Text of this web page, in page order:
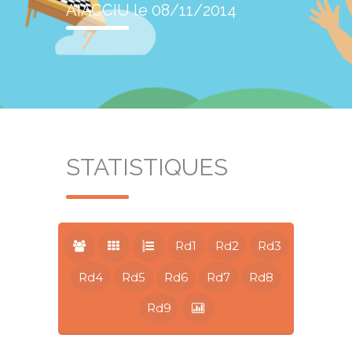
AIACCIU le 08/11/2014
STATISTIQUES
Rd1 Rd2 Rd3
Rd4 Rd5 Rd6 Rd7 Rd8
Rd9